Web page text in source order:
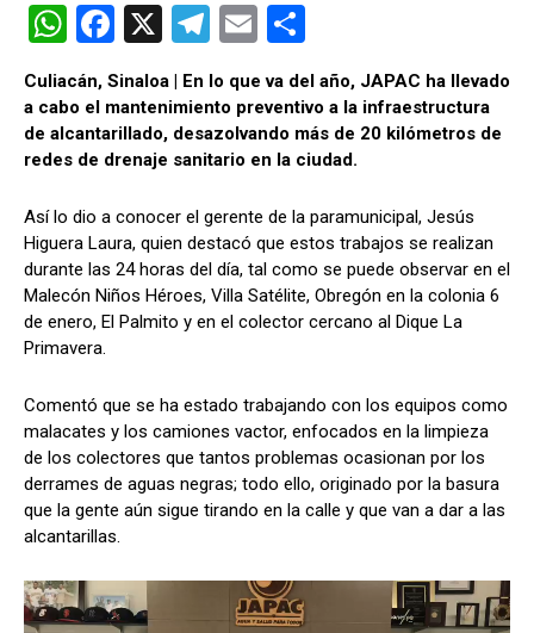
W
h
at
s
A
p
p
F
a
ce
b
o
o
k
X
T
el
e
gr
a
m
E
ail
o
m
p
ar
tir
Culiacán, Sinaloa | En lo que va del año, JAPAC ha llevado
a cabo el mantenimiento preventivo a la infraestructura
de alcantarillado, desazolvando más de 20 kilómetros de
redes de drenaje sanitario en la ciudad.
Así lo dio a conocer el gerente de la paramunicipal, Jesús
Higuera Laura, quien destacó que estos trabajos se realizan
durante las 24 horas del día, tal como se puede observar en el
Malecón Niños Héroes, Villa Satélite, Obregón en la colonia 6
de enero, El Palmito y en el colector cercano al Dique La
Primavera.
Comentó que se ha estado trabajando con los equipos como
malacates y los camiones vactor, enfocados en la limpieza
de los colectores que tantos problemas ocasionan por los
derrames de aguas negras; todo ello, originado por la basura
que la gente aún sigue tirando en la calle y que van a dar a las
alcantarillas.
R
e